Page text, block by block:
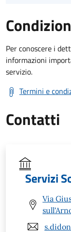
Per conoscere i
informazioni
servizio.
Termini e
Contatti
Servizi
Via